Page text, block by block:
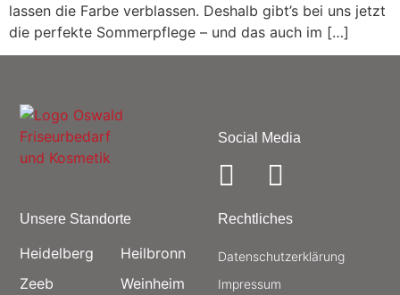
lassen die Farbe verblassen. Deshalb gibt’s bei uns jetzt
die perfekte Sommerpflege – und das auch im […]
Unsere Standorte
Heidelberg
Zeeb
Heilbronn
Weinheim
Social Media
Rechtliches
Datenschutz­erklärung
Impressum